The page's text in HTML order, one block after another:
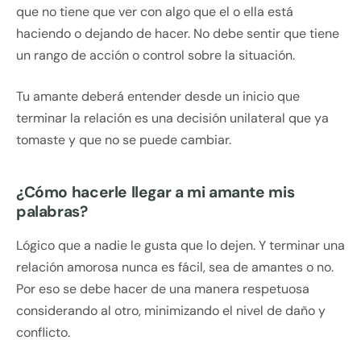
que no tiene que ver con algo que el o ella está
haciendo o dejando de hacer. No debe sentir que tiene
un rango de acción o control sobre la situación.
Tu amante deberá entender desde un inicio que
terminar la relación es una decisión unilateral que ya
tomaste y que no se puede cambiar.
¿Cómo hacerle llegar a mi amante mis
palabras?
Lógico que a nadie le gusta que lo dejen. Y terminar una
relación amorosa nunca es fácil, sea de amantes o no.
Por eso se debe hacer de una manera respetuosa
considerando al otro, minimizando el nivel de daño y
conflicto.